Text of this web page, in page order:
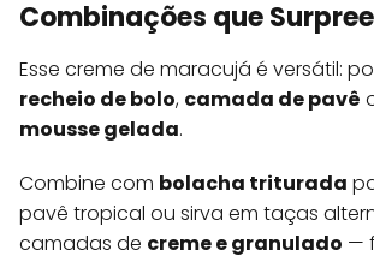
Combinações que
Esse creme de maracujá é versátil:
recheio de bolo, camada de pavê
mousse gelada.
Combine com bolacha triturada
pavê tropical ou sirva em taças
camadas de creme e granulado —